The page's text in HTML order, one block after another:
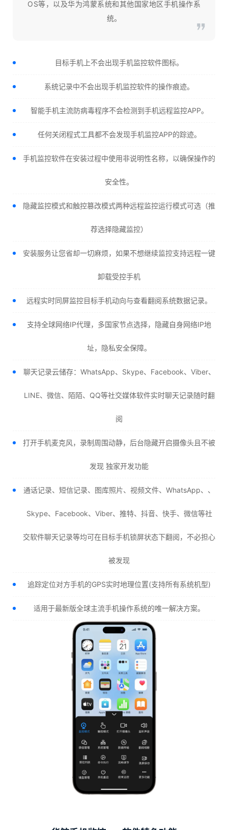
OS等，以及华为鸿蒙系统和其他国家地区手机操作系
统。
目标手机上不会出现手机监控软件图标。
系统记录中不会出现手机监控软件的操作痕迹。
智能手机主流防病毒程序不会检测到手机远程监控APP。
任何关闭程式工具都不会发现手机监控APP的踪迹。
手机监控软件在安装过程中使用非说明性名称，以确保操作的
安全性。
隐藏监控模式和触控篡改模式两种远程监控运行模式可选（推
荐选择隐藏监控）
安装服务让您省却一切麻烦，如果不想继续监控支持远程一键
卸载受控手机
远程实时同屏监控目标手机动向与查看翻阅系统数据记录。
支持全球网络IP代理，多国家节点选择，隐藏自身网络IP地
址，隐私安全保障。
聊天记录云储存：WhatsApp、Skype、Facebook、Viber、
LINE、微信、陌陌、QQ等社交媒体软件实时聊天记录随时翻
阅
打开手机麦克风，录制周围动静，后台隐藏开启摄像头且不被
发现 独家开发功能
通话记录、短信记录、图库照片、视频文件、WhatsApp、、
Skype、Facebook、Viber、推特、抖音、快手、微信等社
交软件聊天记录等均可在目标手机锁屏状态下翻阅，不必担心
被发现
追踪定位对方手机的GPS实时地理位置(支持所有系统机型)
适用于最新版全球主流手机操作系统的唯一解决方案。